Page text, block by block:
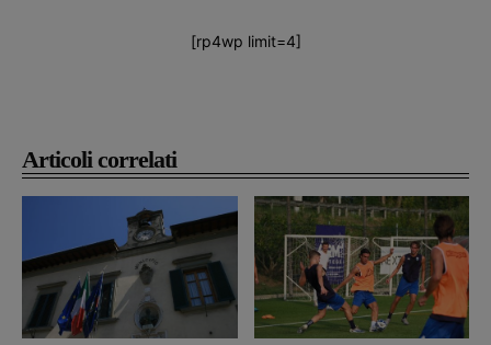
Articoli correlati
[rp4wp limit=4]